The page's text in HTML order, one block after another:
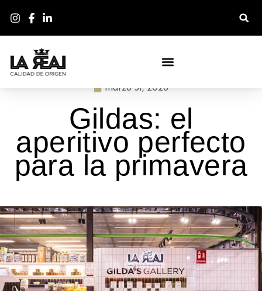
BLOG - LA DESPENSA DE LA REAL
marzo 31, 2026
Gildas: el
aperitivo perfecto
para la primavera